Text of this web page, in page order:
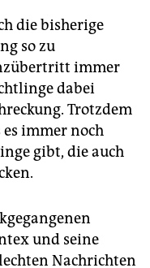
die bisherige
so zu
immer
dabei
Trotzdem
immer noch
gibt, die auch
und seine
Nachrichten